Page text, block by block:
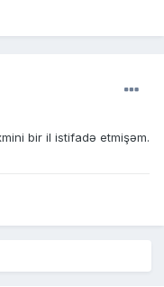
bir il istifadə etmişəm.